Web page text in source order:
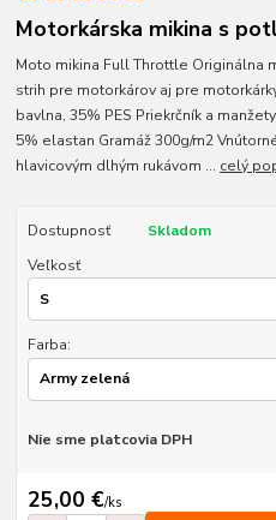
Motorkárska mikina s
Moto mikina Full Throttle Originálna
strih pre motorkárov aj pre
bavlna, 35% PES Priekrčník a
5% elastan Gramáž 300g/m2
hlavicovým dlhým rukávom ... celý
Dostupnosť
Skladom
Veľkosť
Farba:
Nie sme platcovia DPH
25,00 €/ks